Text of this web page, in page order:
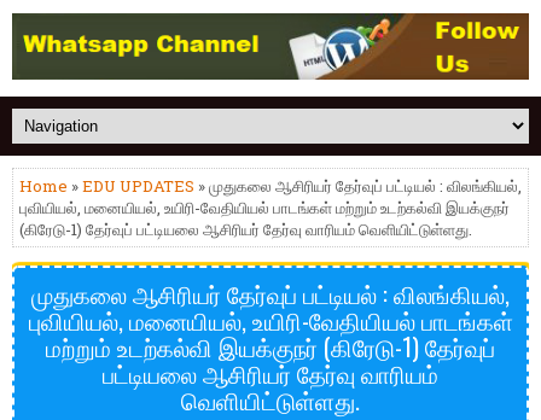
Home »EDU UPDATES » முதுகலை ஆசிரியர் தேர்வுப் பட்டியல் : விலங்கியல்,
புவியியல், மனையியல், உயிரி-வேதியியல் பாடங்கள் மற்றும் உடற்கல்வி இயக்குநர்
(கிரேடு-1) தேர்வுப் பட்டியலை ஆசிரியர் தேர்வு வாரியம் வெளியிட்டுள்ளது.
முதுகலை ஆசிரியர் தேர்வுப் பட்டியல் : விலங்கியல்,
புவியியல், மனையியல், உயிரி-வேதியியல் பாடங்கள்
மற்றும் உடற்கல்வி இயக்குநர் (கிரேடு-1) தேர்வுப்
பட்டியலை ஆசிரியர் தேர்வு வாரியம்
வெளியிட்டுள்ளது.